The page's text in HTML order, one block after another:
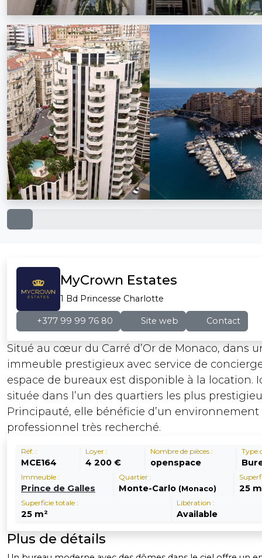
MyCrown Estates
1 Bd Princesse Charlotte
+377 99 99 76 80 Site web Contact
Situé au cœur du Carré d’Or de Monaco, dans
immeuble prestigieux avec service de
espace de bureaux est disponible à la location.
située dans l’un des quartiers les plus
Principauté, elle bénéficie d’un environnement
professionnel très recherché.
Réf. :
MCE164
Loyer :
4 200 €
Nombre de pièces :
openspace
Type
Immeuble :
Prince de Galles
Quartier :
Monte-Carlo (Monaco) 25
Superficie totale :
25 m²
Libération :
Available
Plus de détails